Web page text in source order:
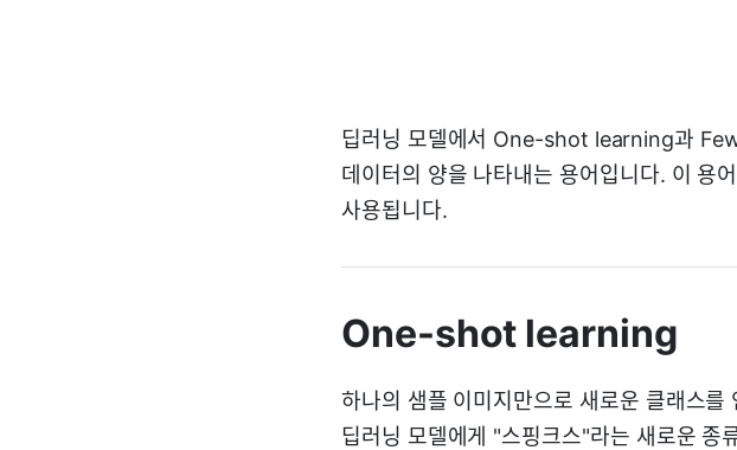
딥러닝 모델에서 One-shot learning과
데이터의 양을 나타내는 용어입니다. 이 용
사용됩니다.
One-shot learning
하나의 샘플 이미지만으로 새로운 클래스
딥러닝 모델에게 "스핑크스"라는 새로운 종